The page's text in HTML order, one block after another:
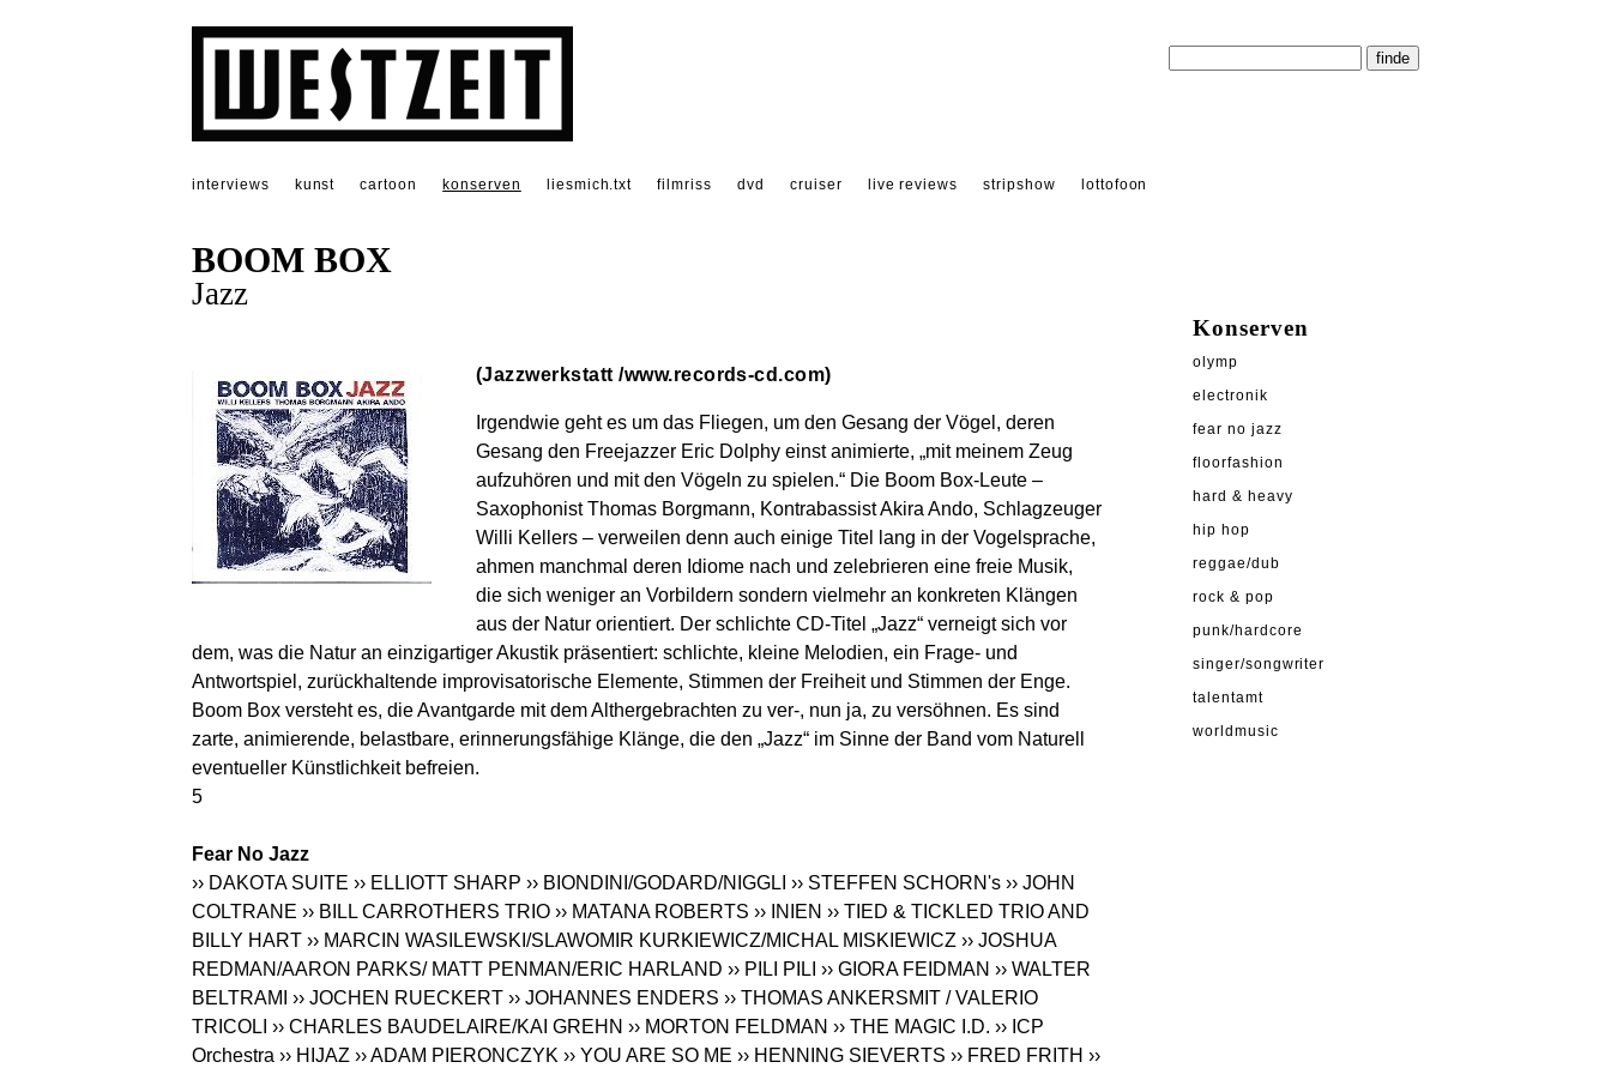
interviews kunst cartoon konserven liesmich.txt filmriss dvd cruiser live reviews stripshow lottofoon
BOOM BOX
Jazz
(Jazzwerkstatt /www.records-cd.com)
Irgendwie geht es um das Fliegen, um den Gesang der Vögel, deren
Gesang den Freejazzer Eric Dolphy einst animierte, „mit meinem Zeug
aufzuhören und mit den Vögeln zu spielen.“ Die Boom Box-Leute –
Saxophonist Thomas Borgmann, Kontrabassist Akira Ando, Schlagzeuger
Willi Kellers – verweilen denn auch einige Titel lang in der Vogelsprache,
ahmen manchmal deren Idiome nach und zelebrieren eine freie Musik,
die sich weniger an Vorbildern sondern vielmehr an konkreten Klängen
aus der Natur orientiert. Der schlichte CD-Titel „Jazz“ verneigt sich vor
dem, was die Natur an einzigartiger Akustik präsentiert: schlichte, kleine Melodien, ein Frage- und
Antwortspiel, zurückhaltende improvisatorische Elemente, Stimmen der Freiheit und Stimmen der Enge.
Boom Box versteht es, die Avantgarde mit dem Althergebrachten zu ver-, nun ja, zu versöhnen. Es sind
zarte, animierende, belastbare, erinnerungsfähige Klänge, die den „Jazz“ im Sinne der Band vom Naturell
eventueller Künstlichkeit befreien.
5
Fear No Jazz
›› DAKOTA SUITE ›› ELLIOTT SHARP ›› BIONDINI/GODARD/NIGGLI ›› STEFFEN SCHORN's ›› JOHN
COLTRANE ›› BILL CARROTHERS TRIO ›› MATANA ROBERTS ›› INIEN ›› TIED & TICKLED TRIO AND
BILLY HART ›› MARCIN WASILEWSKI/SLAWOMIR KURKIEWICZ/MICHAL MISKIEWICZ ›› JOSHUA
REDMAN/AARON PARKS/ MATT PENMAN/ERIC HARLAND ›› PILI PILI ›› GIORA FEIDMAN ›› WALTER
BELTRAMI ›› JOCHEN RUECKERT ›› JOHANNES ENDERS ›› THOMAS ANKERSMIT / VALERIO
TRICOLI ›› CHARLES BAUDELAIRE/KAI GREHN ›› MORTON FELDMAN ›› THE MAGIC I.D. ›› ICP
Orchestra ›› HIJAZ ›› ADAM PIERONCZYK ›› YOU ARE SO ME ›› HENNING SIEVERTS ›› FRED FRITH ››
Konserven
olymp
electronik
fear no jazz
floorfashion
hard & heavy
hip hop
reggae/dub
rock & pop
punk/hardcore
singer/songwriter
talentamt
worldmusic